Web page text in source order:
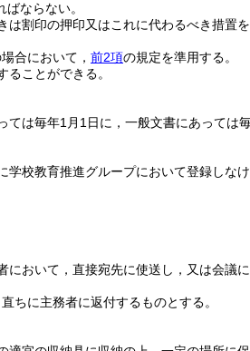
ならない。
割印の押印又はこれに代わるべき措置
合において， 前2項の規定を準用する。
ことができる。
は毎年1月1日に，一般文書にあっては
学校教育推進グループにおいて登録しなけ
において，直接宛先に使送し，又は会議
ちに主務者に返付するものとする。